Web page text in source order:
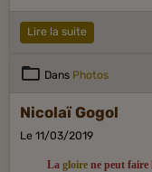
Lire la suite
Dans Photos
Nicolaï Gogol
Le 11/03/2019
La gloirene peut faire